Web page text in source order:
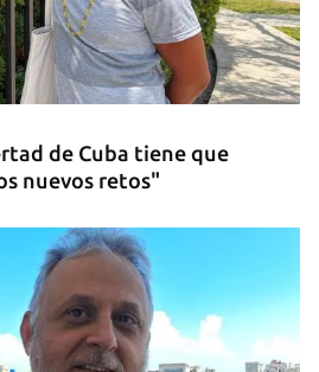
de Cuba tiene que
nuevos retos"